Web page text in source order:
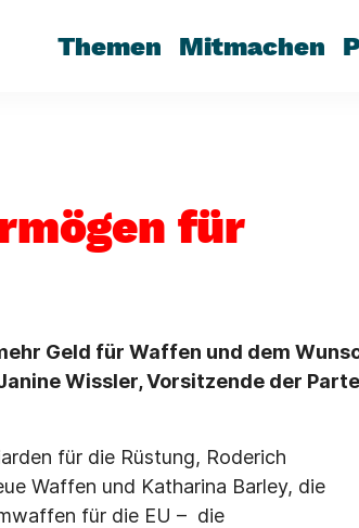
Themen Mitmachen
für
Geld für Waffen und dem
Wissler, Vorsitzende der
für die Rüstung, Roderich
Waffen und Katharina Barley, die
für die EU – die